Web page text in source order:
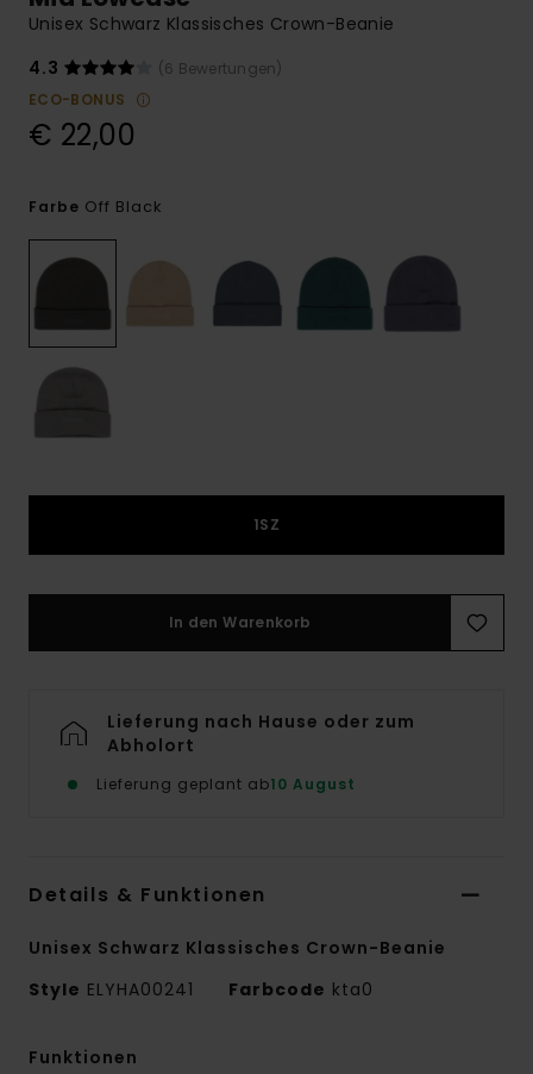
Unisex Schwarz Klassisches Crown-Beanie
4.3
(6 Bewertungen)
ECO-BONUS
€ 22,00
Farbe Off Black
1SZ
In den Warenkorb
Lieferung nach Hause oder zum
Abholort
Lieferung geplant ab10 August
Details & Funktionen
Unisex Schwarz Klassisches Crown-Beanie
Style ELYHA00241 Farbcode kta0
Funktionen